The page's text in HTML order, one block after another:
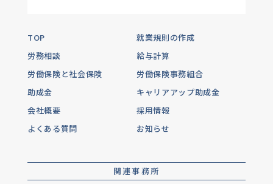
TOP
就業規則の作成
労務相談
給与計算
労働保険と社会保険
労働保険事務組合
助成金
キャリアアップ助成金
会社概要
採用情報
よくある質問
お知らせ
関連事務所